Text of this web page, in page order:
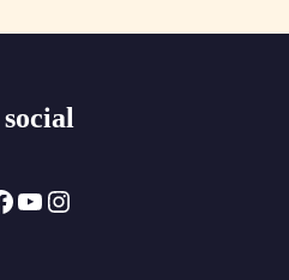
YouTube Instagram